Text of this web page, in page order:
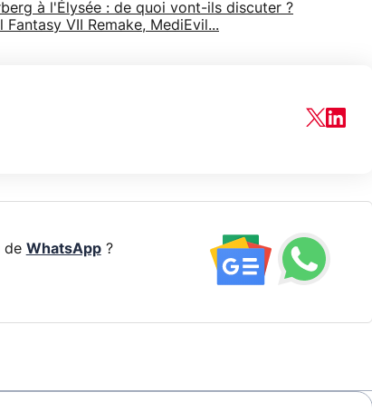
à l'Élysée : de quoi vont-ils discuter ?
VII Remake, MediEvil...
WhatsApp?